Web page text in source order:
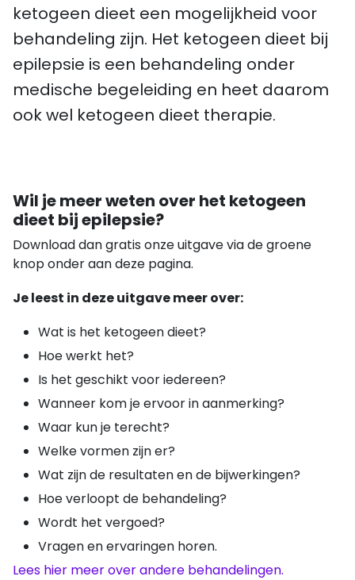
ketogeen dieet een mogelijkheid voor
behandeling zijn. Het ketogeen dieet bij
epilepsie is een behandeling onder
medische begeleiding en heet daarom
ook wel ketogeen dieet therapie.
Wil je meer weten over het ketogeen
dieet bij epilepsie?
Download dan gratis onze uitgave via de groene
knop onder aan deze pagina.
Je leest in deze uitgave meer over:
Wat is het ketogeen dieet?
Hoe werkt het?
Is het geschikt voor iedereen?
Wanneer kom je ervoor in aanmerking?
Waar kun je terecht?
Welke vormen zijn er?
Wat zijn de resultaten en de bijwerkingen?
Hoe verloopt de behandeling?
Wordt het vergoed?
Vragen en ervaringen horen.
Lees hier meer over andere behandelingen.